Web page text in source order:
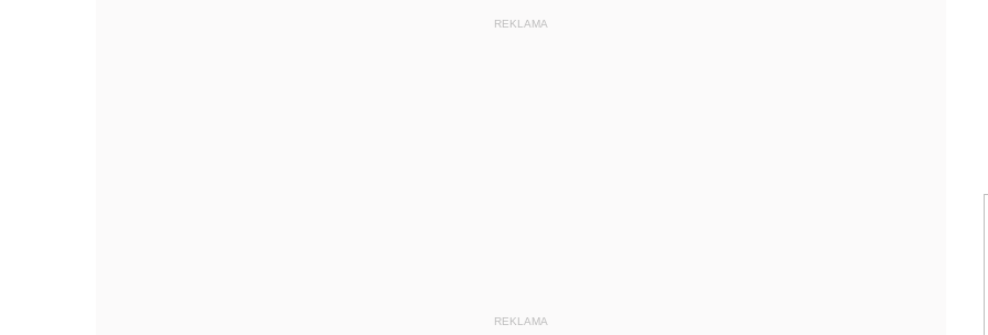
REKLAMA
REKLAMA